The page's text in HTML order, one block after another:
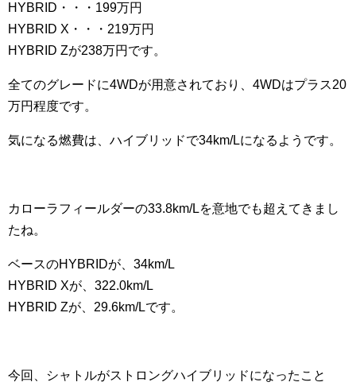
HYBRID・・・199万円
HYBRID X・・・219万円
HYBRID Zが238万円です。
全てのグレードに4WDが用意されており、4WDはプラス20
万円程度です。
気になる燃費は、ハイブリッドで34km/Lになるようです。
カローラフィールダーの33.8km/Lを意地でも超えてきまし
たね。
ベースのHYBRIDが、34km/L
HYBRID Xが、322.0km/L
HYBRID Zが、29.6km/Lです。
今回、シャトルがストロングハイブリッドになったこと